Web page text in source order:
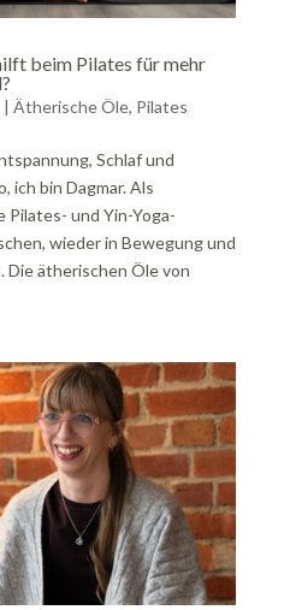
beim Pilates für mehr
| Ätherische Öle, Pilates
Schlaf und
ich bin Dagmar. Als
Pilates- und Yin-Yoga-
wieder in Bewegung und
Die ätherischen Öle von